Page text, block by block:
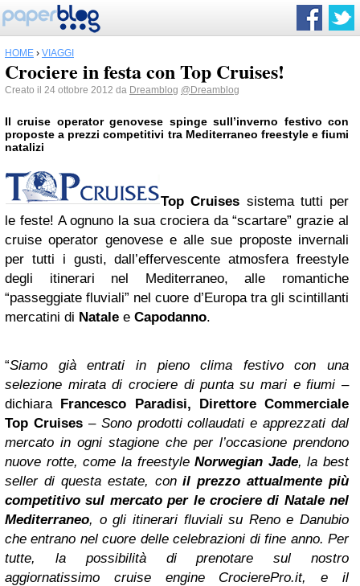
HOME › VIAGGI
Crociere in festa con Top Cruises!
Creato il 24 ottobre 2012 da Dreamblog @Dreamblog
Il cruise operator genovese spinge sull’inverno festivo con
proposte a prezzi competitivi tra Mediterraneo freestyle e fiumi
natalizi
Top Cruises sistema tutti per
le feste! A ognuno la sua crociera da “scartare” grazie al
cruise operator genovese e alle sue proposte invernali
per tutti i gusti, dall’effervescente atmosfera freestyle
degli itinerari nel Mediterraneo, alle romantiche
“passeggiate fluviali” nel cuore d’Europa tra gli scintillanti
mercatini di Natale e Capodanno.
“Siamo già entrati in pieno clima festivo con una
selezione mirata di crociere di punta su mari e fiumi –
dichiara Francesco Paradisi, Direttore Commerciale
Top Cruises– Sono prodotti collaudati e apprezzati dal
mercato in ogni stagione che per l’occasione prendono
nuove rotte, come la freestyleNorwegian Jade, la best
seller di questa estate, conil prezzo attualmente più
competitivo sul mercato per le crociere di Natale nel
Mediterraneo, o gli itinerari fluviali su Reno e Danubio
che entrano nel cuore delle celebrazioni di fine anno. Per
tutte, la possibilità di prenotare sul nostro
aggiornatissimo cruise engine CrocierePro.it, e il